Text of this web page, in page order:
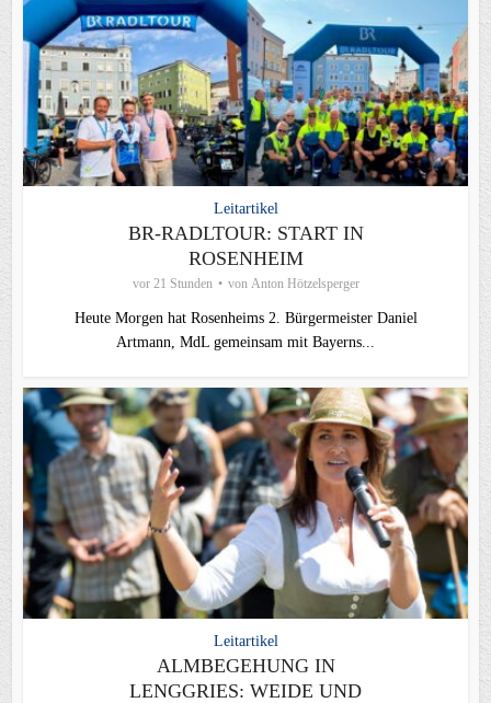
Leitartikel
BR-RADLTOUR: START IN
ROSENHEIM
vor 21 Stunden von Anton Hötzelsperger
Heute Morgen hat Rosenheims 2. Bürgermeister Daniel
Artmann, MdL gemeinsam mit Bayerns...
Leitartikel
ALMBEGEHUNG IN
LENGGRIES: WEIDE UND